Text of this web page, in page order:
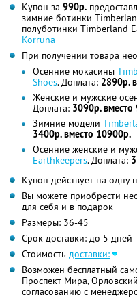
Купон за 990р.
зимние ботинки
полуботинки Timberland
Korruna
При получении товара
Осенние мокасины
Shoes. Доплата: 2890р.
Женские и мужские
Доплата: 3090р. вместо
Зимние модели
3400р. вместо 10900р.
Осенние женские и
Earthkeepers. Доплата:
Купон действует на одну
Вы можете приобрести
для себя и в подарок
Размеры: 36-45
Срок доставки: до 5 дней
Стоимость доставки:
Возможен бесплатный
Проспект Мира,
согласованию с